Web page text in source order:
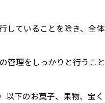
していることを除き、全体
管理をしっかりと行うこと
以下のお菓子、果物、宝く